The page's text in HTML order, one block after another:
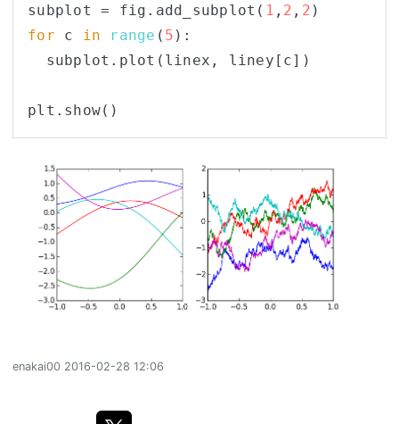
subplot = fig.add_subplot( 1 , 2 , 2
for c in range ( 5 ):
enakai00 2016-02-28 12:06